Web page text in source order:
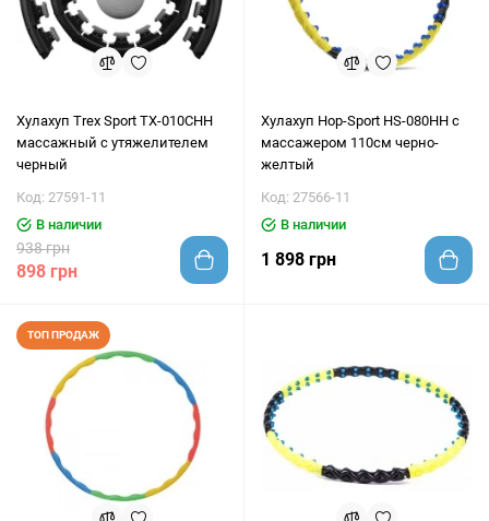
Хулахуп Trex Sport TX-010CHH
массажный с утяжелителем
черный
Код: 27591-11
В наличии
938 грн
898 грн
Хулахуп Hop-Sport HS-080HH с
массажером 110см черно-
желтый
Код: 27566-11
В наличии
1 898 грн
ТОП ПРОДАЖ